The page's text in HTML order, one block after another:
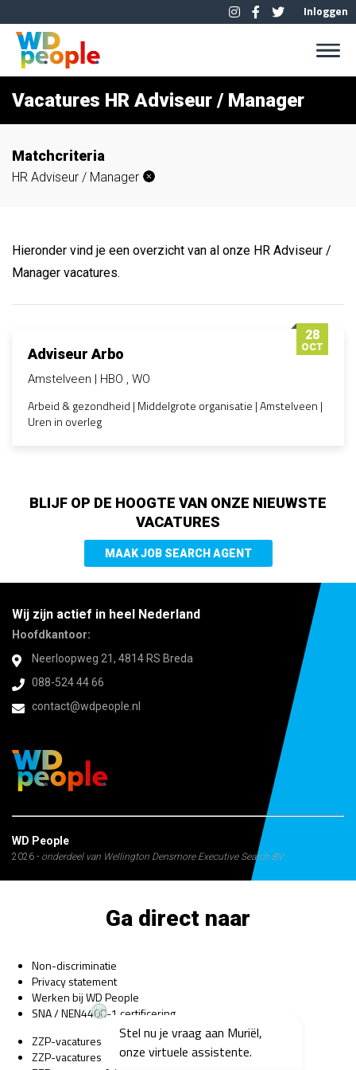
Inloggen
Vacatures HR Adviseur / Manager
Matchcriteria
HR Adviseur / Manager
Hieronder vind je een overzicht van al onze HR Adviseur /
Manager vacatures.
28
OCT
Adviseur Arbo
Amstelveen HBO , WO
Arbeid & gezondheid | Middelgrote organisatie | Amstelveen |
Uren in overleg
BLIJF OP DE HOOGTE VAN ONZE NIEUWSTE
VACATURES
MAAK JOB SEARCH AGENT
Wij zijn actief in heel Nederland
Hoofdkantoor:
Neerloopweg 21, 4814 RS Breda
088-524 44 66
contact@wdpeople.nl
WD People
2026 - onderdeel van Wellington Densmore Executive Search BV
Ga direct naar
Non-discriminatie
Privacy statement
Werken bij WD People
SNA / NEN4400-1 certificering
ZZP-vacatures Bedrijfsarts
ZZP-vacatures Psycholoog
Stel nu je vraag aan Muriël,
onze virtuele assistente.